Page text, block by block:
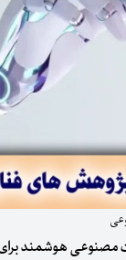
هوشمند برای